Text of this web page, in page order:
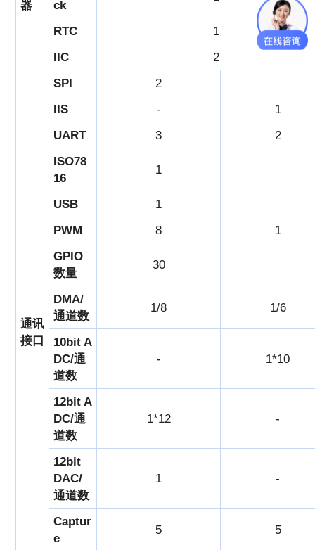
器 ck
RTC 1
通讯
接口
IIC 2
SPI 2
IIS - 1
UART 3 2
ISO78
16
1
USB 1
PWM 8 1
GPIO
数量
30
DMA/
通道数
1/8 1/6
10bit A
DC/通
道数
- 1*10
12bit A
DC/通
道数
1*12 -
12bit
DAC/
通道数
1 -
Captur
e
5 5